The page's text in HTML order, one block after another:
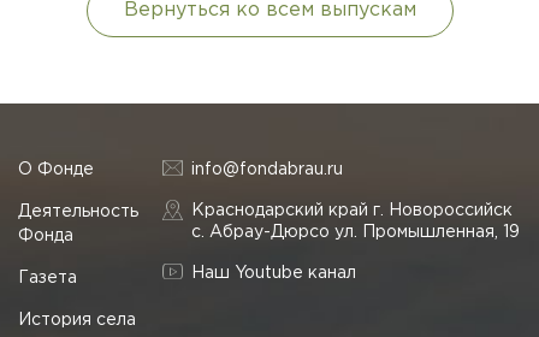
Вернуться ко всем выпускам
О Фонде
Деятельность
Фонда
Газета
История села
info@fondabrau.ru
Краснодарский край г. Новороссийск
с. Абрау-Дюрсо ул. Промышленная, 19
Наш Youtube канал